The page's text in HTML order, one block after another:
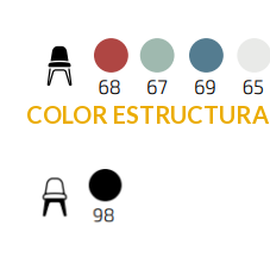
COLOR ESTRUCTURA